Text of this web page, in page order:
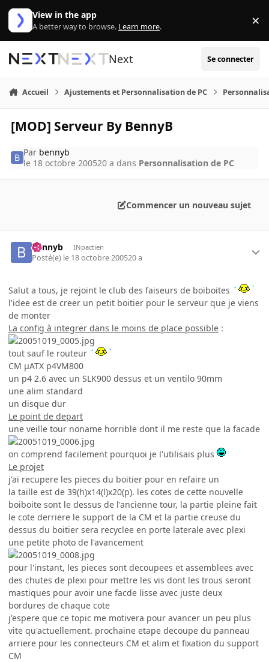
Aller au contenu
View in the app
A better way to browse. Learn more. ×
Next Se connecter
Accueil Ajustements et Personnalisation de PC
[MOD] Serveur By BennyB
Par bennyb
le 18 octobre 200520 a dans Personnalisation de PC
Commencer un nouveau sujet
bennyb INpactien
Posté(e) le 18 octobre 200520 a
Salut a tous, je rejoint le club des faiseurs de boiboites
l'idee est de creer un petit boitier pour le serveur que je viens
de monter
La config à integrer dans le moins de place possible :
tout sauf le routeur
CM µATX p4VM800
un p4 2.6 avec un SLK900 dessus et un ventilo 90mm
une alim standard
un disque dur
Le point de depart
une veille tour noname horrible dont il me reste que la facade
on comprend facilement pourquoi je l'utilisais plus
Le projet
j'ai recupere les pieces du boitier pour en refaire un
la taille est de 39(h)x14(l)x20(p). les cotes de cette nouvelle
boiboite sont le dessus de l'ancienne tour, la partie pleine fait
le cote derriere le support de la CM et la partie creuse du
dessus du boitier sera recyclee en porte laterale avec plexi
une petite photo de l'avancement
pour l'instant, les pieces sont decoupees et assemblees avec
des chutes de plexi pour mettre les vis dont les trous seront
mastiques pour avoir une facde lisse avec juste deux
bordures de chaque cote
j'espere que ce topic me motivera pour avancer un peu plus
vite qu'actuellement. prochaine etape decoupe du panneau
arriere pour les connecteurs CM et alim et fixation du support
CM